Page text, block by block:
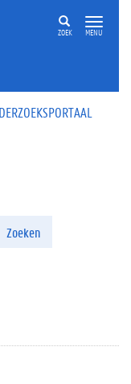
ZOEK MENU
Zoeken